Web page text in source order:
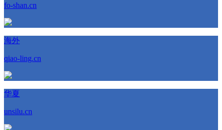
fo-shan.cn
海外
qiao-ling.cn
华夏
unsilu.cn